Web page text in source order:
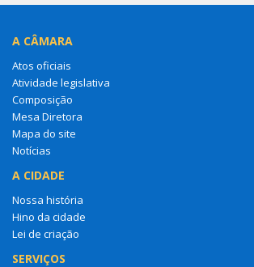
A CÂMARA
Atos oficiais
Atividade legislativa
Composição
Mesa Diretora
Mapa do site
Notícias
A CIDADE
Nossa história
Hino da cidade
Lei de criação
SERVIÇOS